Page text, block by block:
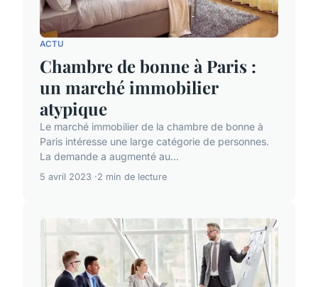
ACTU
Chambre de bonne à Paris :
un marché immobilier
atypique
Le marché immobilier de la chambre de bonne à
Paris intéresse une large catégorie de personnes.
La demande a augmenté au...
5 avril 2023 2 min de lecture